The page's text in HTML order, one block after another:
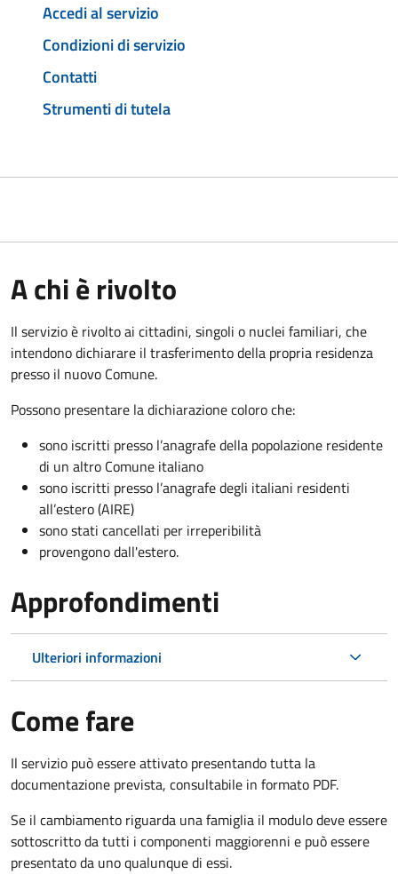
Accedi al servizio
Condizioni di servizio
Contatti
Strumenti di tutela
A chi è rivolto
Il servizio è rivolto ai cittadini, singoli o nuclei familiari, che
intendono dichiarare il trasferimento della propria residenza
presso il nuovo Comune.
Possono presentare la dichiarazione coloroche:
sono iscritti presso l’anagrafe della popolazione residente
di un altro Comune italiano
sono iscritti presso l’anagrafe degli italiani residenti
all’estero (AIRE)
sono stati cancellati per irreperibilità
provengono dall'estero.
Approfondimenti
Ulteriori informazioni
Come fare
Il servizio può essere attivato presentando tutta la
documentazione prevista, consultabile in formato PDF.
Se il cambiamento riguarda una famiglia il modulo deve essere
sottoscritto da tutti i componenti maggiorenni e può essere
presentato da uno qualunque di essi.